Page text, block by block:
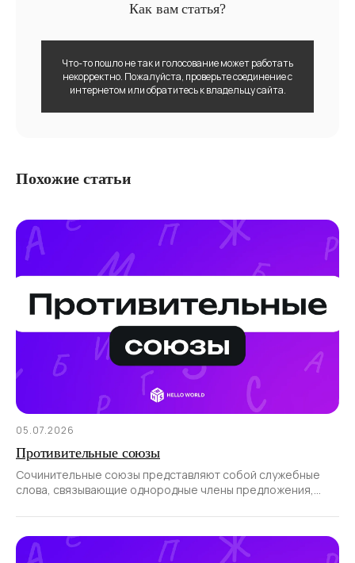
Как вам статья?
Что-то пошло не так и голосование может работать
некорректно. Пожалуйста, проверьте соединение с
интернетом или обратитесь к владельцу сайта.
Похожие статьи
05.07.2026
Противительные союзы
Сочинительные союзы представляют собой служебные
слова, связывающие однородные члены предложения,